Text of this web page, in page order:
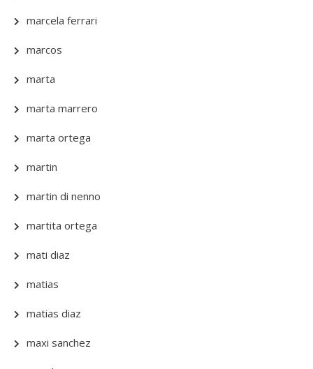
marcela ferrari
marcos
marta
marta marrero
marta ortega
martin
martin di nenno
martita ortega
mati diaz
matias
matias diaz
maxi sanchez